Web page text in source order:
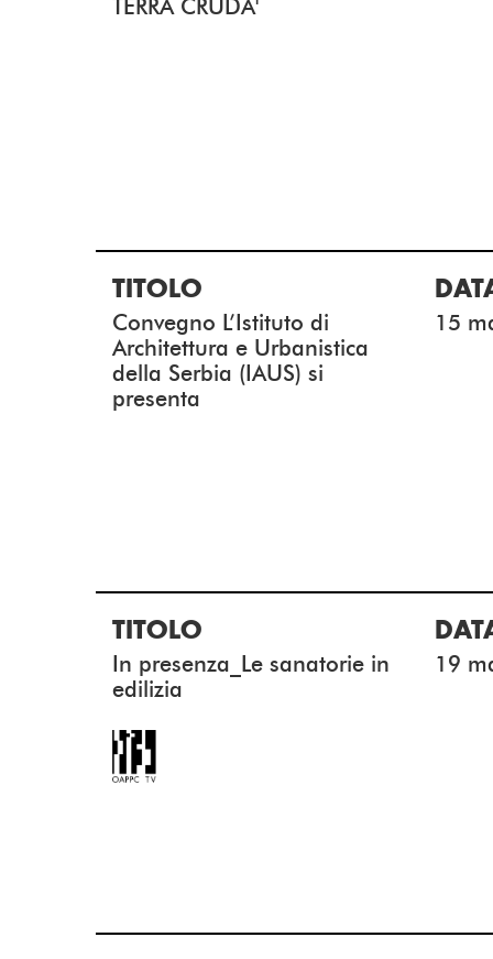
TERRA CRUDA'
TITOLO
Convegno L’Istituto di
Architettura e Urbanistica
della Serbia (IAUS) si
presenta
15
TITOLO
In presenza_Le sanatorie in
edilizia
19